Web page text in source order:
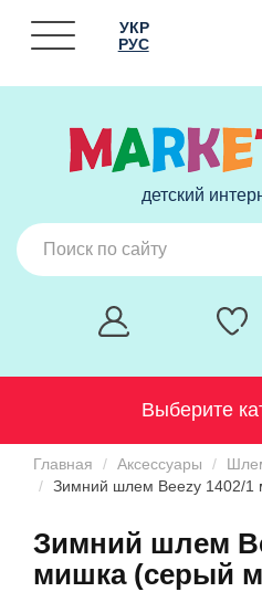
УКР
РУС
детский
Выберите
Главная Аксессуары
Зимний шлем Beezy 1402/1
Зимний шлем
мишка (серый